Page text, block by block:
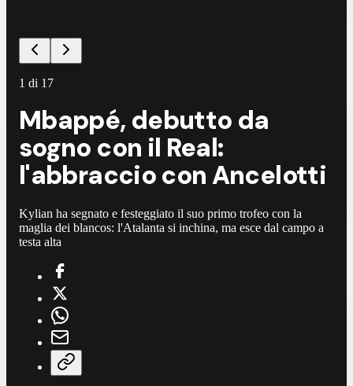
1 di 17
Mbappé, debutto da
sogno con il Real:
l'abbraccio con Ancelotti
Kylian ha segnato e festeggiato il suo primo trofeo con la
maglia dei blancos: l'Atalanta si inchina, ma esce dal campo a
testa alta